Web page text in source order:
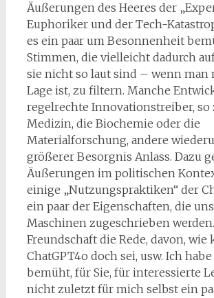
Äußerungen des Heeres der
Euphoriker und der Tech-
es ein paar um Besonnenheit
Stimmen, die vielleicht dadurch
sie nicht so laut sind – wenn man
Lage ist, zu filtern. Manche
regelrechte Innovationstreiber, so
Medizin, die Biochemie oder die
Materialforschung, andere
größerer Besorgnis Anlass. Dazu
Äußerungen im politischen
einige „Nutzungspraktiken“ der
ein paar der Eigenschaften, die
Maschinen zugeschrieben
Freundschaft die Rede, davon, wie
ChatGPT4o doch sei, usw. Ich
bemüht, für Sie, für interessierte
nicht zuletzt für mich selbst ein